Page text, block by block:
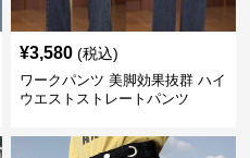
¥3,580 (税込)
ワークパンツ 美脚効果抜群 ハイ
ウエストストレートパンツ